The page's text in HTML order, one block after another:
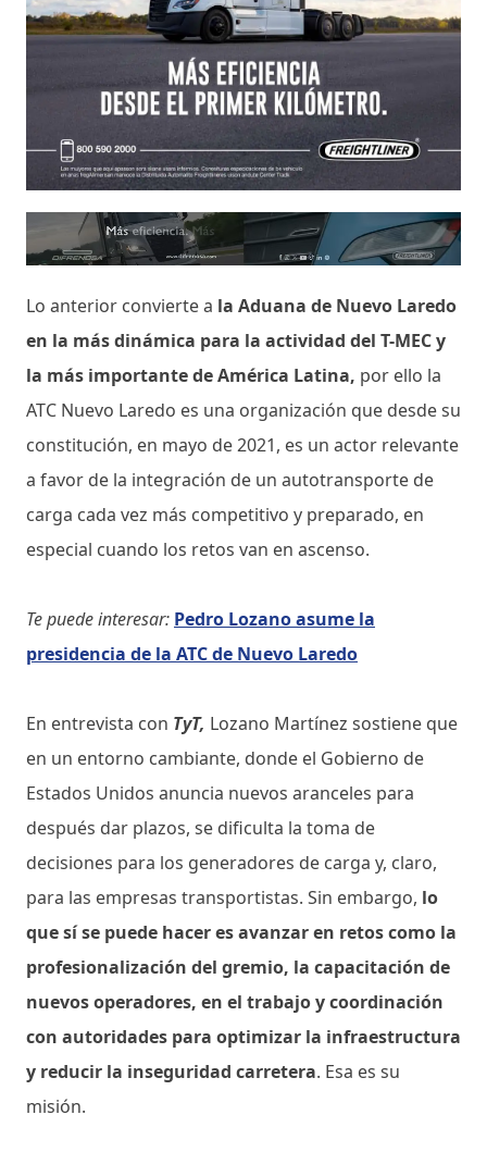
Lo anterior convierte a la Aduana de Nuevo Laredo
en la más dinámica para la actividad del T-MEC y
la más importante de América Latina, por ello la
ATC Nuevo Laredo es una organización que desde su
constitución, en mayo de 2021, es un actor relevante
a favor de la integración de un autotransporte de
carga cada vez más competitivo y preparado, en
especial cuando los retos van en ascenso.
Te puede interesar: Pedro Lozano asume la
presidencia de la ATC de Nuevo Laredo
En entrevista con TyT, Lozano Martínez sostiene que
en un entorno cambiante, donde el Gobierno de
Estados Unidos anuncia nuevos aranceles para
después dar plazos, se dificulta la toma de
decisiones para los generadores de carga y, claro,
para las empresas transportistas. Sin embargo, lo
que sí se puede hacer es avanzar en retos como la
profesionalización del gremio, la capacitación de
nuevos operadores, en el trabajo y coordinación
con autoridades para optimizar la infraestructura
y reducir la inseguridad carretera. Esa es su
misión.